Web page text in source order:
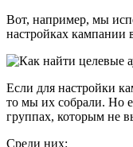
Вот, например, мы
настройках кампании
Если для настройки
то мы их собрали. Но
группах, которым не
Среди них: